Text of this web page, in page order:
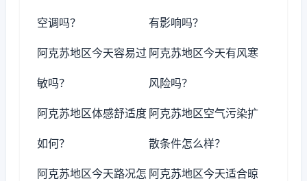
空调吗？ 有影响吗？
阿克苏地区今天容易过
敏吗？
阿克苏地区今天有风寒
风险吗？
阿克苏地区体感舒适度
如何？
阿克苏地区空气污染扩
散条件怎么样？
阿克苏地区今天路况怎 阿克苏地区今天适合晾